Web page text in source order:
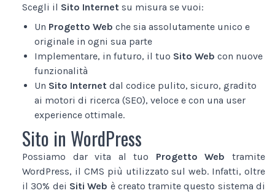
Scegli il Sito Internet su misura se vuoi:
Un Progetto Web che sia assolutamente unico e
originale in ogni sua parte
Implementare, in futuro, il tuo Sito Web con nuove
funzionalità
Un Sito Internet dal codice pulito, sicuro, gradito
ai motori di ricerca (SEO), veloce e con una user
experience ottimale.
Sito in WordPress
Possiamo dar vita al tuo Progetto Web tramite
WordPress, il CMS più utilizzato sul web. Infatti, oltre
il 30% dei Siti Web è creato tramite questo sistema di